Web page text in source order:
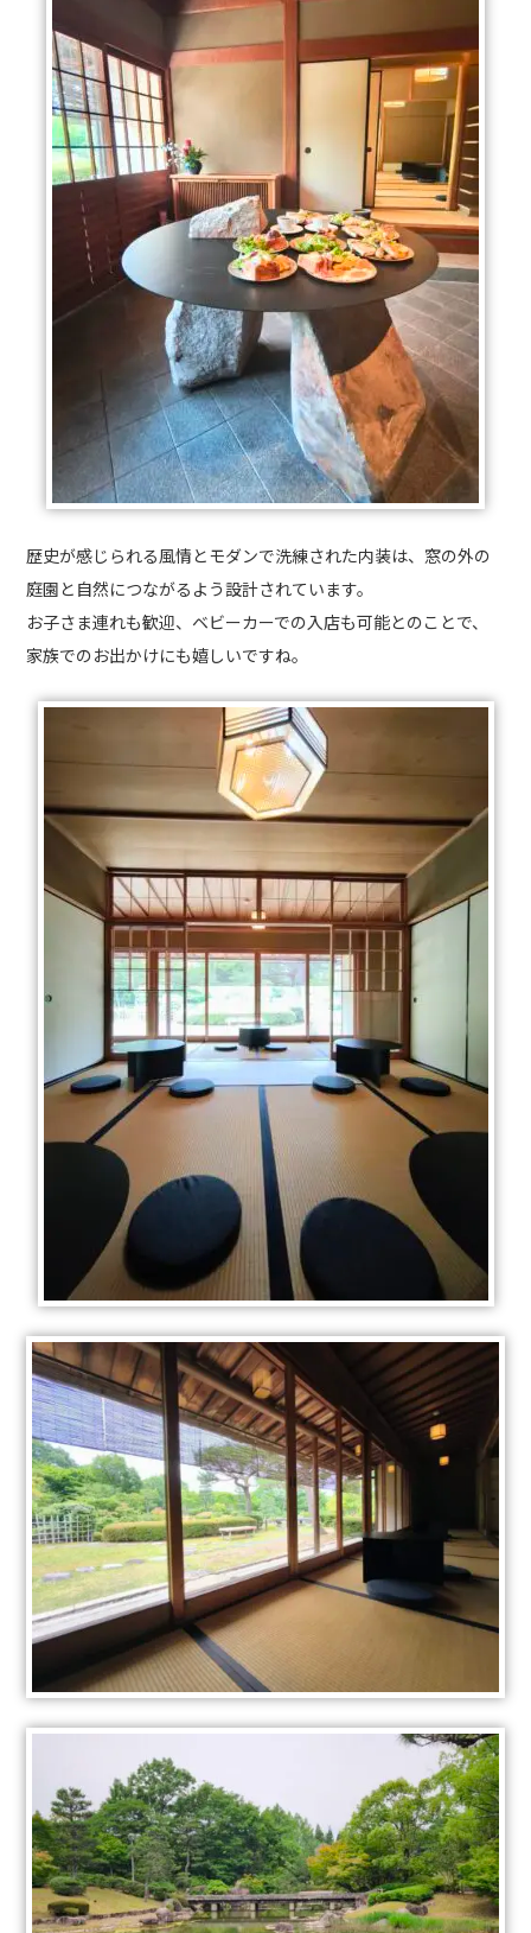
歴史が感じられる風情とモダンで洗練された内装は、窓の外の
庭園と自然につながるよう設計されています。
お子さま連れも歓迎、ベビーカーでの入店も可能とのことで、
家族でのお出かけにも嬉しいですね。